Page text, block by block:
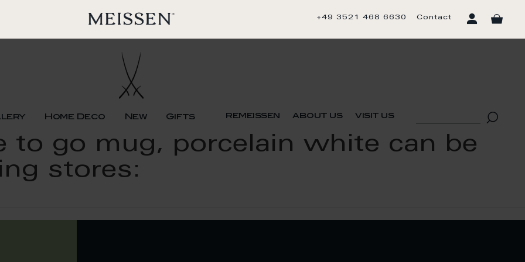
+49 3521 468 6630 Contact
Home Deco New Gifts remeissen about us visit us
to go mug, porcelain white can be
stores: